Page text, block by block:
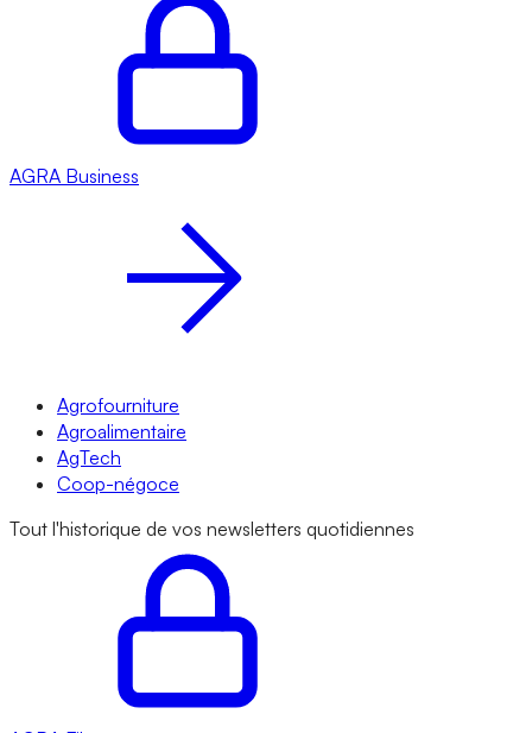
AGRA Business
Agrofourniture
Agroalimentaire
AgTech
Coop-négoce
Tout l'historique de vos newsletters quotidiennes